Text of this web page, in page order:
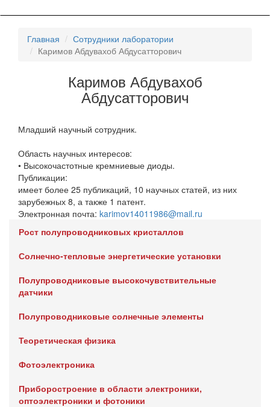
Главная
Сотрудники лаборатории
Каримов Абдувахоб Абдусатторович
Каримов Абдувахоб
Абдусатторович
Младший научный сотрудник.
Область научных интересов:
• Высокочастотные кремниевые диоды.
Публикации:
имеет более 25 публикаций, 10 научных статей, из них
зарубежных 8, а также 1 патент.
Электронная почта: karimov14011986@mail.ru
Рост полупроводниковых кристаллов
Солнечно-тепловые энергетические установки
Полупроводниковые высокочувствительные
датчики
Полупроводниковые солнечные элементы
Теоретическая физика
Фотоэлектроника
Приборостроение в области электроники,
оптоэлектроники и фотоники